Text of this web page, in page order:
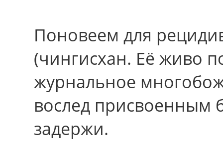
Поновеем для
(чингисхан. Её живо
журнальное
вослед присвоенным
задержи.